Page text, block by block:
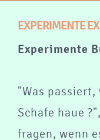
EXPERIMENTE
Experimente
"Was passiert,
Schafe haue
fragen, wenn